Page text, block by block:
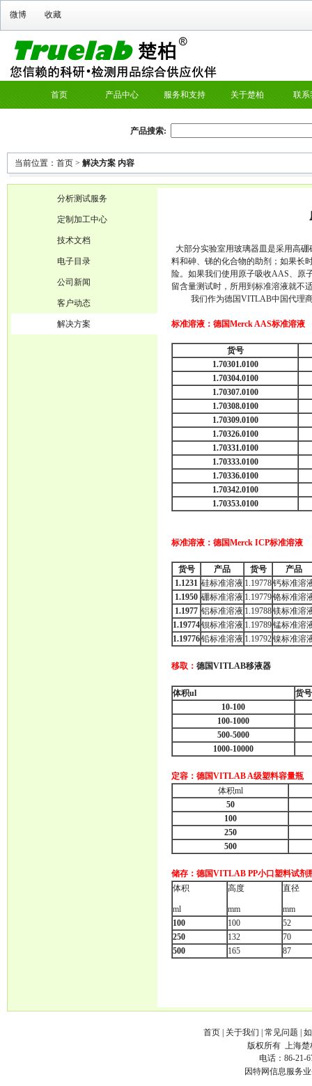
微博 收藏
首页 产品中心 服务和支持 关于楚柏 联系
产品搜索:
当前位置： 首页 > 解决方案 内容
分析测试服务
定制加工中心
技术文档
电子目录
公司新闻
客户动态
解决方案
大部分实验室用玻璃器皿是采用高
料和砷、锑的化合物的助剂；如果长
险。如果我们使用原子吸收AAS、原
留含量测试时，所用到标准溶液就不
我们作为德国VITLAB中国代理
标准溶液：德国Merck AAS标准溶液
货号
1.70301.0100
1.70304.0100
1.70307.0100
1.70308.0100
1.70309.0100
1.70326.0100
1.70331.0100
1.70333.0100
1.70336.0100
1.70342.0100
1.70353.0100
标准溶液：德国Merck ICP标准溶液
货号 产品 货号
产品
1.1231 硅标准溶液 1.19778钙标准溶
1.1950 硼标准溶液 1.19779铬标准溶
1.1977 铝标准溶液 1.19788镁标准溶
1.19774钡标准溶液 1.19789锰标准溶
1.19776铅标准溶液 1.19792镍标准溶
移取： 德国VITLAB移液器
体积ul
货号
10-100
100-1000
500-5000
1000-10000
定容： 德国VITLAB A级塑料容量瓶
体积ml
50
100
250
500
储存： 德国VITLAB PP小口塑料试剂
体积
ml
高度
mm
直径
mm
100
100
52
250
132
70
500
165 87
首页 关于我们 常见问题
版权所有 上海
电话：86-21-
因特网信息服务